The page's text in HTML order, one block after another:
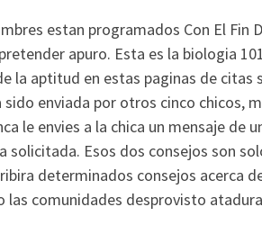
estan programados Con El Fin
apuro. Esta es la biologia
la aptitud en estas paginas de citas
enviada por otros cinco chicos,
le envies a la chica un mensaje de
solicitada. Esos dos consejos son
determinados consejos acerca
comunidades desprovisto